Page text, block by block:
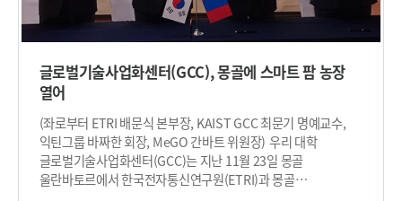
글로벌기술사업화센터(GCC), 몽골에 스마트 팜 농장
열어
(좌로부터 ETRI 배문식 본부장, KAIST GCC 최문기 명예교수,
익틴그룹 바짜한 회장, MeGO 간바트 위원장) 우리 대학
글로벌기술사업화센터(GCC)는 지난 11월 23일 몽골
울란바토르에서 한국전자통신연구원(ETRI)과 몽골